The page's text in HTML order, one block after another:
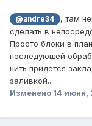
@andre34
, там
сделать в
Просто блоки в
последующей
нить придется
заливкой....
Изменено 14 июня,